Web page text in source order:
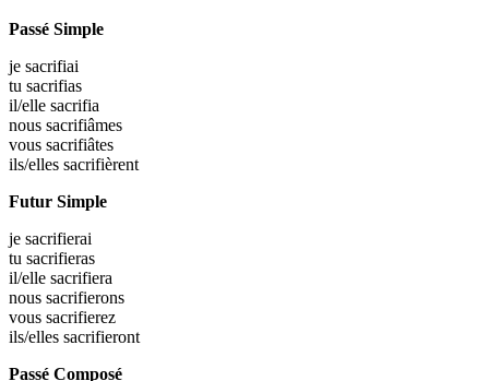
Passé Simple
je sacrifiai
tu sacrifias
il/elle sacrifia
nous sacrifiâmes
vous sacrifiâtes
ils/elles sacrifièrent
Futur Simple
je sacrifierai
tu sacrifieras
il/elle sacrifiera
nous sacrifierons
vous sacrifierez
ils/elles sacrifieront
Passé Composé